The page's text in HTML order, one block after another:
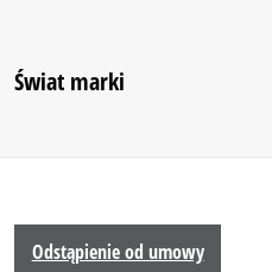
Świat marki
Odstąpienie od umowy